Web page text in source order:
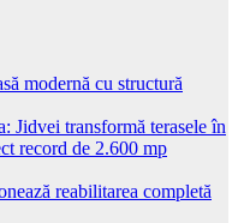
modernă cu structură
Jidvei transformă terasele în
record de 2.600 mp
reabilitarea completă